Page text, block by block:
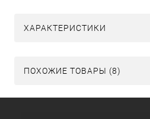
ХАРАКТЕРИСТИКИ
ПОХОЖИЕ ТОВАРЫ (8)